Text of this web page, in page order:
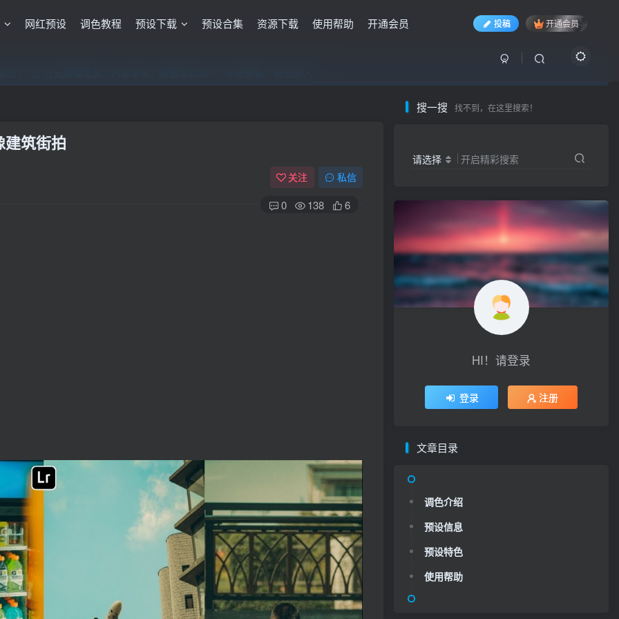
网红预设 调色教程 预设下载 预设合集 资源下载 使用帮助 开通会员 投稿 开通会员
员，”送“万元超值资源，内容丰富，容量高达20T，不断更新！点击进入……
筑街拍
关注 私信
0 138 6
搜一搜 找不到，在这里搜索！
请选择 开启精彩搜索
HI！请登录
登录 注册
文章目录
调色介绍
预设信息
预设特色
使用帮助